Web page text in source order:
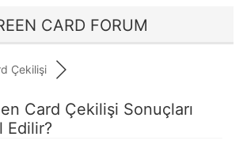
CARD FORUM
Çekilişi
Card Çekilişi Sonuçları
Edilir?